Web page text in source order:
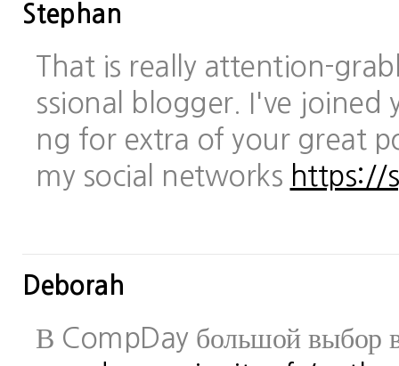
Stephan
That is really attention-
ssional blogger. I've joined
ng for extra of your great
my social networks https://
Deborah
В CompDay большой выбор